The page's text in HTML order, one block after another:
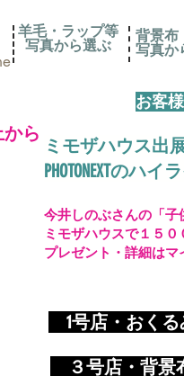
ら
羊毛・ラップ等
写真から選ぶ
背景布
写真か
お客
ミモザハウス出
PHOTONEXTのハ
1号店・おく
​ ３号店・背
今井しのぶさんの「
ミモザハウスで１５
プレゼント・詳細は